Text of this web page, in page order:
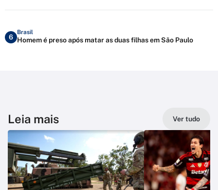
6
Brasil
Homem é preso após matar as duas filhas em São Paulo
Leia mais Ver tudo